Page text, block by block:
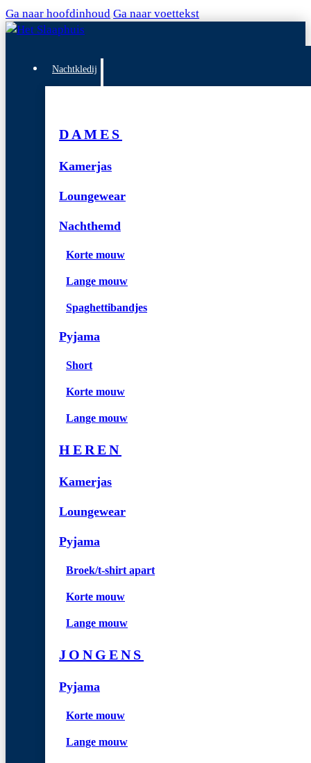
Ga naar hoofdinhoud Ga naar voettekst
Nachtkledij
DAMES
Kamerjas
Loungewear
Nachthemd
Korte mouw
Lange mouw
Spaghettibandjes
Pyjama
Short
Korte mouw
Lange mouw
HEREN
Kamerjas
Loungewear
Pyjama
Broek/t-shirt apart
Korte mouw
Lange mouw
JONGENS
Pyjama
Korte mouw
Lange mouw